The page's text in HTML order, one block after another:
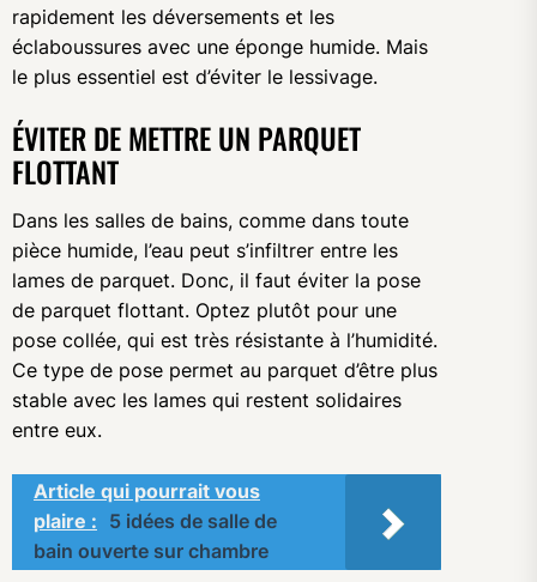
rapidement les déversements et les
éclaboussures avec une éponge humide. Mais
le plus essentiel est d’éviter le lessivage.
ÉVITER DE METTRE UN PARQUET
FLOTTANT
Dans les salles de bains, comme dans toute
pièce humide, l’eau peut s’infiltrer entre les
lames de parquet. Donc, il faut éviter la pose
de parquet flottant. Optez plutôt pour une
pose collée, qui est très résistante à l’humidité.
Ce type de pose permet au parquet d’être plus
stable avec les lames qui restent solidaires
entre eux.
Article qui pourrait vous
plaire : 5 idées de salle de
bain ouverte sur chambre